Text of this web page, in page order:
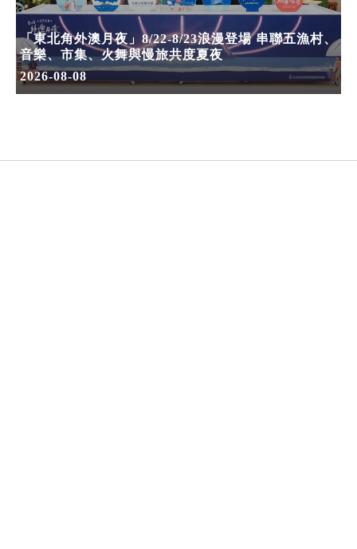
「東北角外澳月夜」8/22-8/23浪漫登場 串聯五漁村、
音樂、市集、火舞與慢旅共度夏夜
2026-08-08